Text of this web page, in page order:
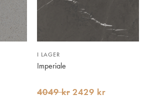
I LAGER
Imperiale
4049 kr 2429 kr